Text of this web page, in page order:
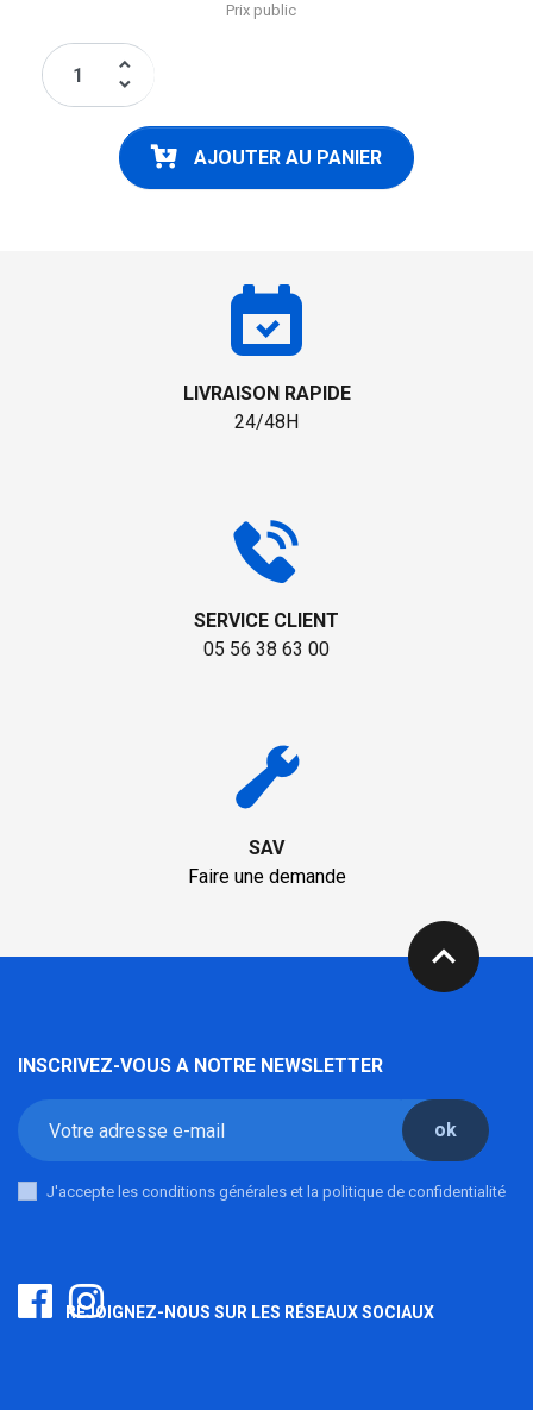
Prix public
keyboard_arrow_up
keyboard_arrow_down
AJOUTER AU PANIER
LIVRAISON RAPIDE
24/48H
SERVICE CLIENT
05 56 38 63 00
SAV
Faire une demande
expand_less
INSCRIVEZ-VOUS A NOTRE NEWSLETTER
ok
J'accepte les conditions générales et la politique de confidentialité
REJOIGNEZ-NOUS SUR LES RÉSEAUX SOCIAUX